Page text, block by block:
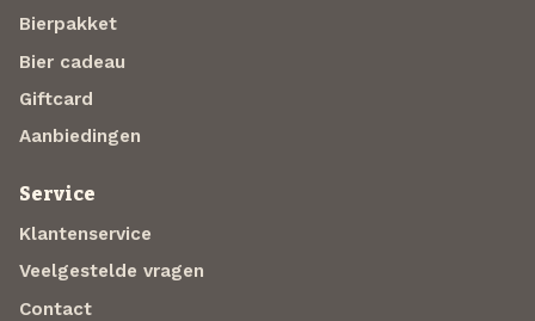
Bierpakket
Bier cadeau
Giftcard
Aanbiedingen
Service
Klantenservice
Veelgestelde vragen
Contact